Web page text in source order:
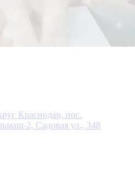
Краснодар, пос.
2, Садовая ул., 348